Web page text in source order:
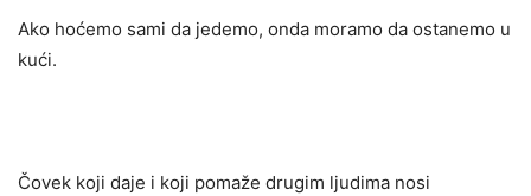
Ako hoćemo sami da jedemo, onda moramo da ostanemo u
kući.
Čovek koji daje i koji pomaže drugim ljudima nosi